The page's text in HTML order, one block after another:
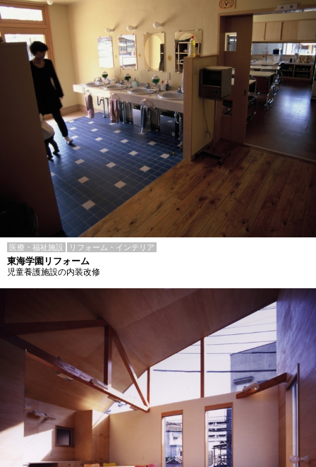
医療・福祉施設 リフォーム・インテリア
東海学園リフォーム
児童養護施設の内装改修